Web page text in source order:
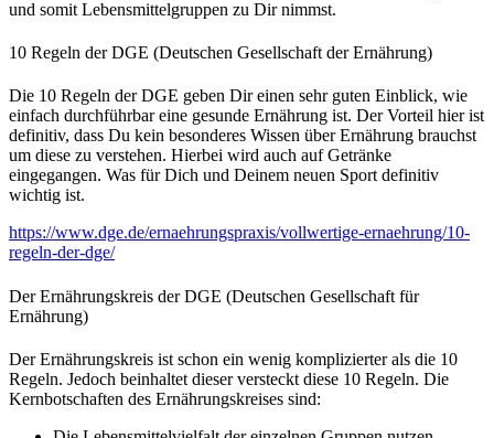
und somit Lebensmittelgruppen zu Dir nimmst.
10 Regeln der DGE (Deutschen Gesellschaft der Ernährung)
Die 10 Regeln der DGE geben Dir einen sehr guten Einblick, wie
einfach durchführbar eine gesunde Ernährung ist. Der Vorteil hier ist
definitiv, dass Du kein besonderes Wissen über Ernährung brauchst
um diese zu verstehen. Hierbei wird auch auf Getränke
eingegangen. Was für Dich und Deinem neuen Sport definitiv
wichtig ist.
https://www.dge.de/ernaehrungspraxis/vollwertige-ernaehrung/10-
regeln-der-dge/
Der Ernährungskreis der DGE (Deutschen Gesellschaft für
Ernährung)
Der Ernährungskreis ist schon ein wenig komplizierter als die 10
Regeln. Jedoch beinhaltet dieser versteckt diese 10 Regeln. Die
Kernbotschaften des Ernährungskreises sind: